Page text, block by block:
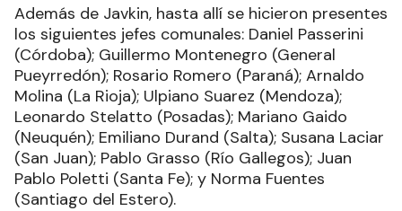
Además de Javkin, hasta allí se hicieron presentes
los siguientes jefes comunales: Daniel Passerini
(Córdoba); Guillermo Montenegro (General
Pueyrredón); Rosario Romero (Paraná); Arnaldo
Molina (La Rioja); Ulpiano Suarez (Mendoza);
Leonardo Stelatto (Posadas); Mariano Gaido
(Neuquén); Emiliano Durand (Salta); Susana Laciar
(San Juan); Pablo Grasso (Río Gallegos); Juan
Pablo Poletti (Santa Fe); y Norma Fuentes
(Santiago del Estero).